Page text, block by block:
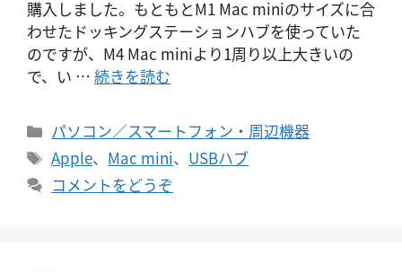
購入しました。もともとM1 Mac miniのサイズに合
わせたドッキングステーションハブを使っていた
のですが、M4 Mac miniより1周り以上大きいの
で、い … 続きを読む
カ
テ
ゴ
リ
パソコン／スマートフォン・周辺機器
タ
グ
Apple、 Mac mini、 USBハブ
コメントをどうぞ